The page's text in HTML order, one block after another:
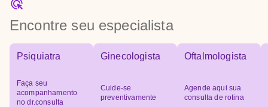
Encontre seu especialista
Psiquiatra
Faça seu
acompanhamento
no dr.consulta
Ginecologista
Cuide-se
preventivamente
Oftalmologista
Agende aqui sua
consulta de rotina